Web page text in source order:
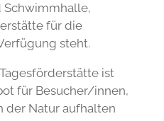
für die
steht.
für Besucher/innen,
der Natur aufhalten
in dieser Umgebung